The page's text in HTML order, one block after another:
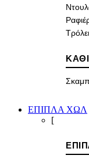
ΕΠΙΠΛΑ ΧΩΛ
[